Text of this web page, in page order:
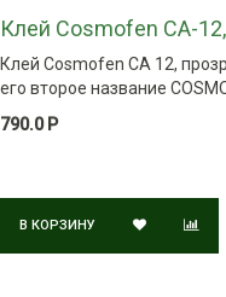
Клей Cosmofen CA-
Клей Cosmofen CA 12,
его второе название
790.0 Р
В КОРЗИНУ